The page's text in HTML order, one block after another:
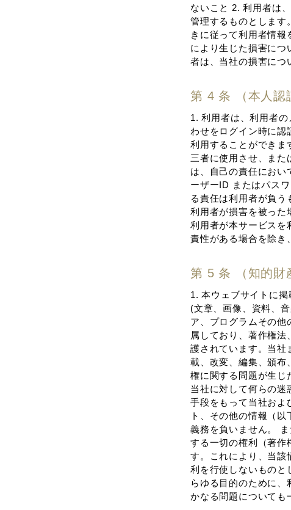
ないこと 2. 利⽤者は
管理するものとします
きに従って利⽤者情報
により⽣じた損害につ
者は、当社の損害につ
第 4 条 （本⼈認
1. 利⽤者は、利⽤者
わせをログイン時に認
利⽤することができま
三者に使⽤させ、ま
は、⾃⼰の責任にお
ーザーID またはパス
る責任は利⽤者が負
利⽤者が損害を被った
利⽤者が本サービスを
責性がある場合を除き
第 5 条 （知的財
1. 本ウェブサイトに
(⽂章、画像、資料、
ア、プログラムその
属しており、著作権
護されています。当社
載、改変、編集、頒布
権に関する問題が⽣じ
当社に対して何らの
⼿段をもって当社およ
ト、その他の情報（
義務を負いません。
する⼀切の権利（著作
す。これにより、当該
利を⾏使しないものと
らゆる⽬的のために
かなる問題についても